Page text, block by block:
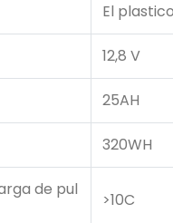
El plastico
12,8 V
25AH
320WH
de pul
>10C